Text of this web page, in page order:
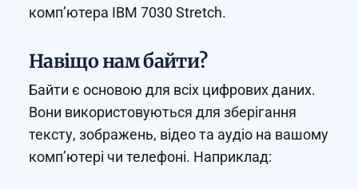
комп’ютера IBM 7030 Stretch.
Навіщо нам байти?
Байти є основою для всіх цифрових даних.
Вони використовуються для зберігання
тексту, зображень, відео та аудіо на вашому
комп’ютері чи телефоні. Наприклад: